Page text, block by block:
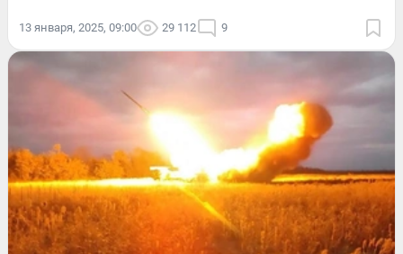
13 января, 2025, 09:00 29 112 9